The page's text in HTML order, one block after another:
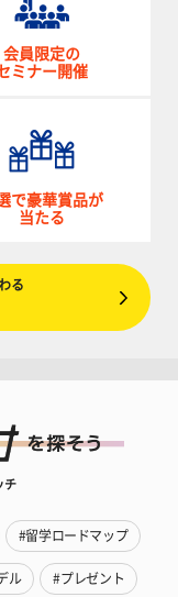
会員限定の
ミナー開催
で豪華賞品が
当たる
る
チ
#留学ロードマップ
ル #プレゼント